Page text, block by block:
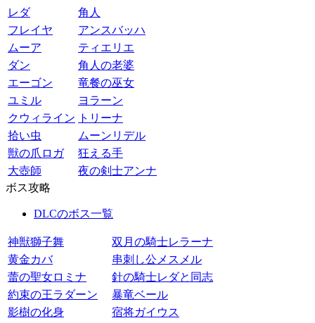
レダ
角人
フレイヤ
アンスバッハ
ムーア
ティエリエ
ダン
角人の老婆
エーゴン
竜餐の巫女
ユミル
ヨラーン
クウィライン
トリーナ
拾い虫
ムーンリデル
獣の爪ロガ
狂える手
大壺師
夜の剣士アンナ
ボス攻略
DLCのボス一覧
神獣獅子舞
双月の騎士レラーナ
黄金カバ
串刺し公メスメル
蕾の聖女ロミナ
針の騎士レダと同志
約束の王ラダーン
暴竜ベール
影樹の化身
宿将ガイウス